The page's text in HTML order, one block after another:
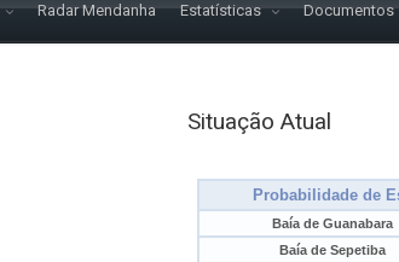
Radar Mendanha Estatísticas Documentos
Situação Atual